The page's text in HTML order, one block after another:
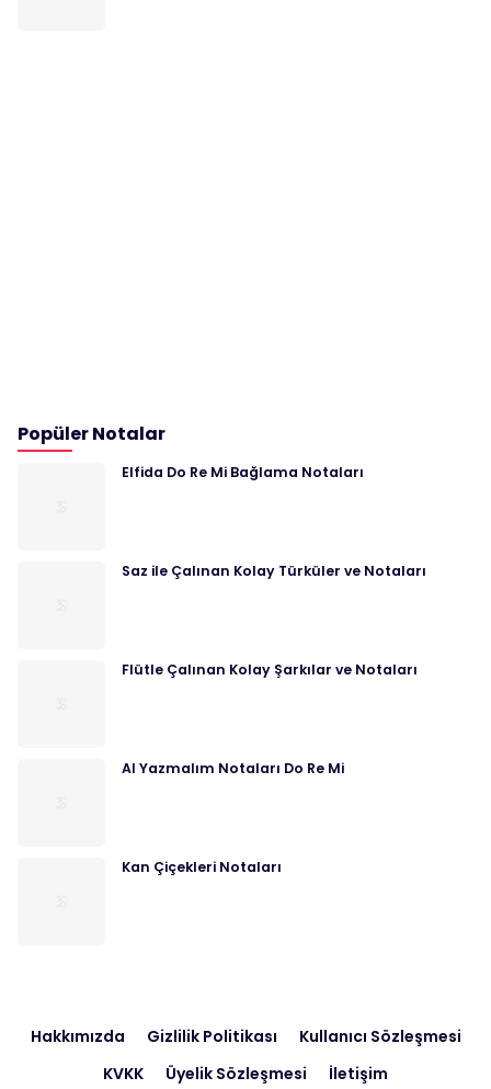
Popüler Notalar
Elfida Do Re Mi Bağlama Notaları
Saz ile Çalınan Kolay Türküler ve Notaları
Flütle Çalınan Kolay Şarkılar ve Notaları
Al Yazmalım Notaları Do Re Mi
Kan Çiçekleri Notaları
Hakkımızda Gizlilik Politikası
Kullanıcı Sözleşmesi
KVKK
Üyelik Sözleşmesi İletişim